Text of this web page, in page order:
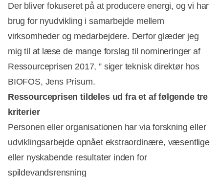
Der bliver fokuseret på at producere energi, og vi har
brug for nyudvikling i samarbejde mellem
virksomheder og medarbejdere. Derfor glæder jeg
mig til at læse de mange forslag til nomineringer af
Ressourceprisen 2017, ” siger teknisk direktør hos
BIOFOS, Jens Prisum.
Ressourceprisen tildeles ud fra et af følgende tre
kriterier
Personen eller organisationen har via forskning eller
udviklingsarbejde opnået ekstraordinære, væsentlige
eller nyskabende resultater inden for
spildevandsrensning